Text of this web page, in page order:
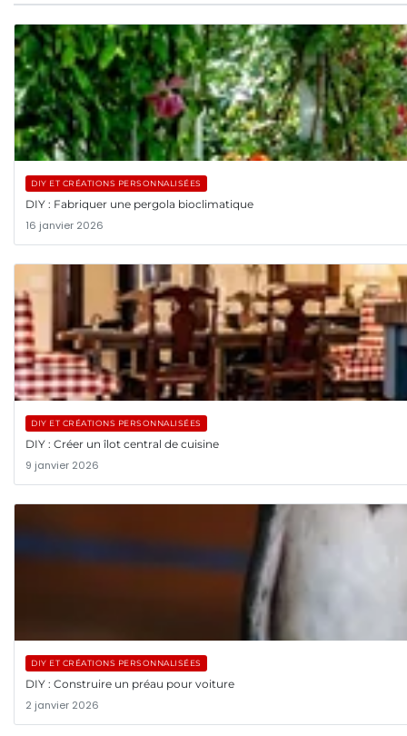
DIY ET CRÉATIONS PERSONNALISÉES
DIY : Fabriquer une pergola bioclimatique
16 janvier 2026
DIY ET CRÉATIONS PERSONNALISÉES
DIY : Créer un îlot central de cuisine
9 janvier 2026
DIY ET CRÉATIONS PERSONNALISÉES
DIY : Construire un préau pour voiture
2 janvier 2026